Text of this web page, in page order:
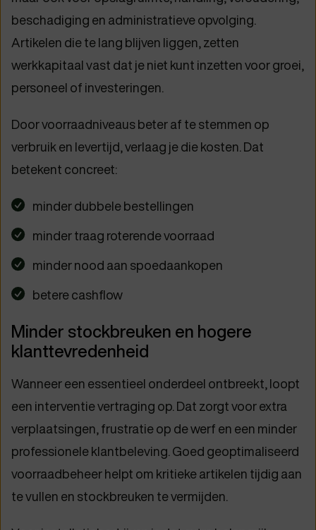
beschadiging en administratieve opvolging.
Artikelen die te lang blijven liggen, zetten
werkkapitaal vast dat je niet kunt inzetten voor groei,
personeel of investeringen.
Door voorraadniveaus beter af te stemmen op
verbruik en levertijd, verlaag je die kosten. Dat
betekent concreet:
minder dubbele bestellingen
minder traag roterende voorraad
minder nood aan spoedaankopen
betere cashflow
Minder stockbreuken en hogere
klanttevredenheid
Wanneer een essentieel onderdeel ontbreekt, loopt
een interventie vertraging op. Dat zorgt voor extra
verplaatsingen, frustratie op de werf en een minder
professionele klantbeleving. Goed geoptimaliseerd
voorraadbeheer helpt om kritieke artikelen tijdig aan
te vullen en stockbreuken te vermijden.